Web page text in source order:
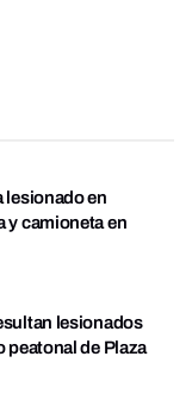
lesionado en
y camioneta en
lesionados
peatonal de Plaza